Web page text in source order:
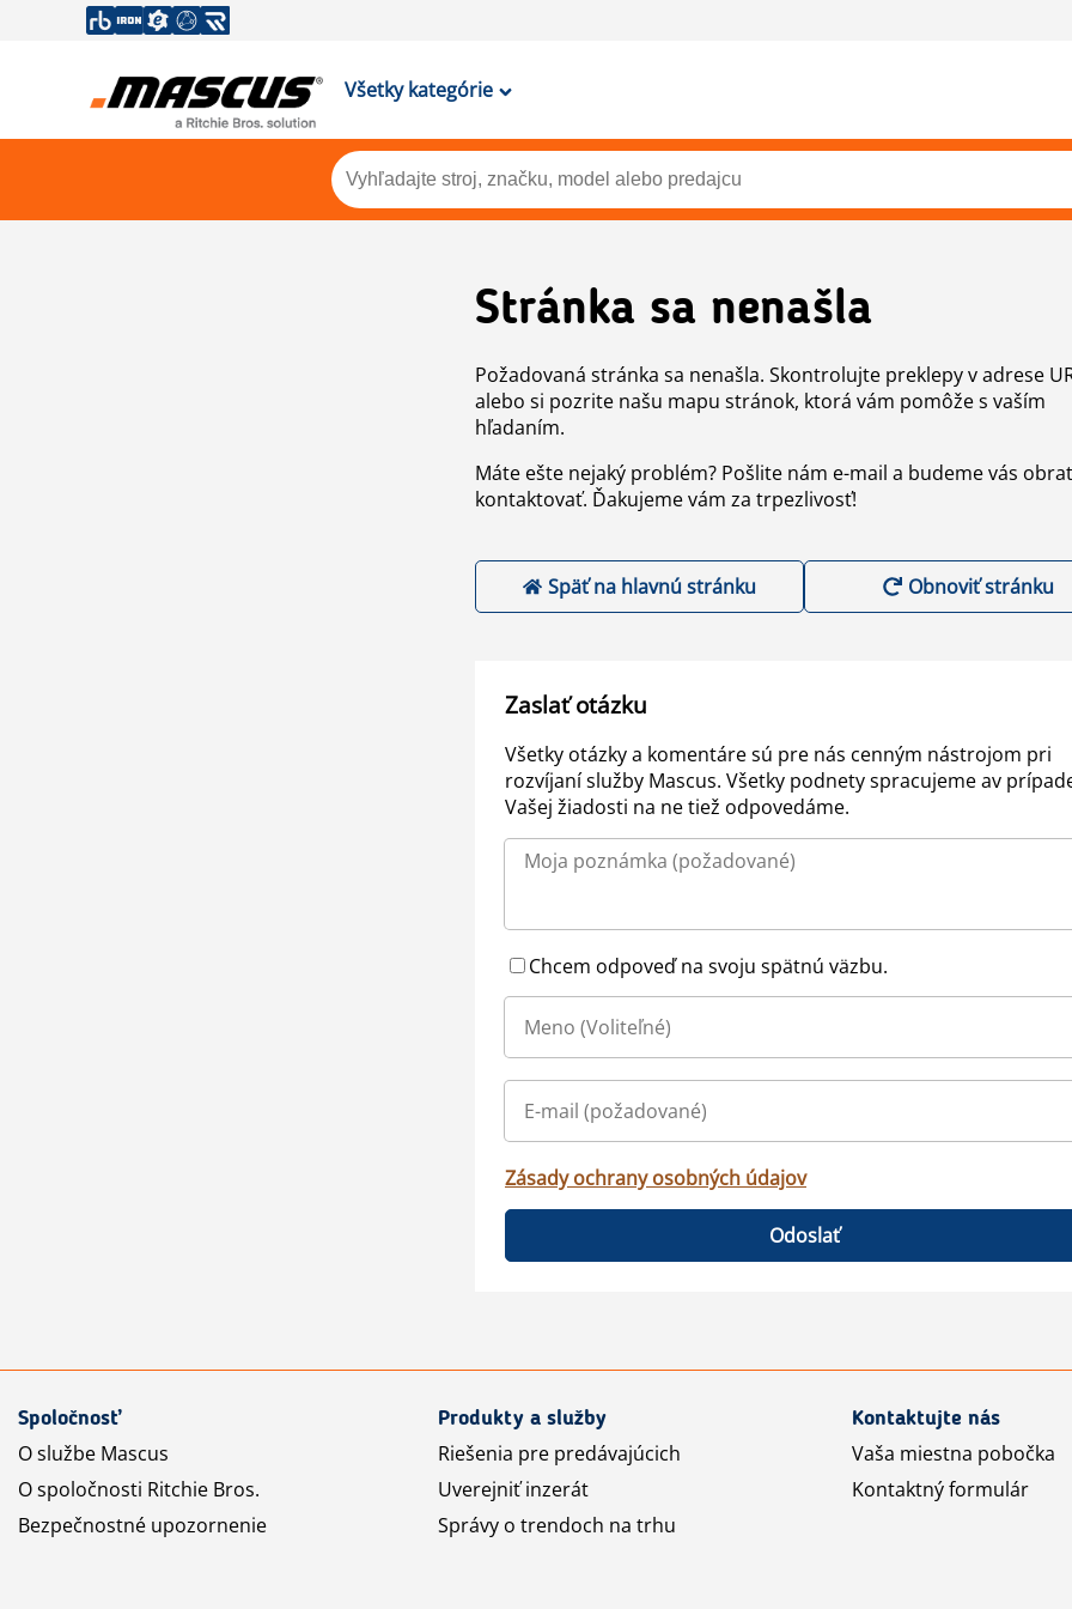
Všetky kategórie
Stránka sa nenašla
Požadovaná stránka sa nenašla. Skontrolujte preklepy v adrese
alebo si pozrite našu mapu stránok, ktorá vám pomôže s vaším
hľadaním.
Máte ešte nejaký problém? Pošlite nám e-mail a budeme vás
kontaktovať. Ďakujeme vám za trpezlivosť!
Späť na hlavnú stránku Obnoviť stránku
Zaslať otázku
Všetky otázky a komentáre sú pre nás cenným nástrojom pri
rozvíjaní služby Mascus. Všetky podnety spracujeme av
Vašej žiadosti na ne tiež odpovedáme.
Chcem odpoveď na svoju spätnú väzbu.
Zásady ochrany osobných údajov
Odoslať
Spoločnosť
O službe Mascus
O spoločnosti Ritchie Bros.
Bezpečnostné upozornenie
Produkty a služby
Riešenia pre predávajúcich
Uverejniť inzerát
Správy o trendoch na trhu
Kontaktujte nás
Vaša miestna pobočka
Kontaktný formulár